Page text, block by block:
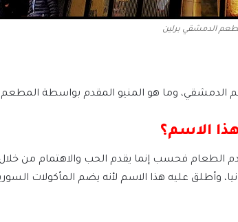
الدمشقي برلين
وما هو المنيو المقدم بواسطة المطعم،
الاسم؟
فحسب إنما يقدم الحب والاهتمام من خلال
وأطلق عليه هذا الاسم لأنه يضم المأكولات